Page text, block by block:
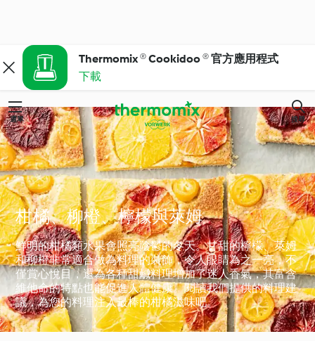
Thermomix ® Cookidoo ® 官方應用程式
下載
選單 搜尋
柑橘、柳橙、檸檬與萊姆
鮮明的柑橘類水果會照亮陰鬱的冬天。甘甜的檸檬、萊姆
和柳橙非常適合做為料理的裝飾，令人眼睛為之一亮，不
僅賞心悅目，還為各種甜鹹料理增加了迷人香氣，其富含
維他命的特點也能促進人體健康。閱讀我們提供的料理建
議，為您的料理注入最棒的柑橘滋味吧。